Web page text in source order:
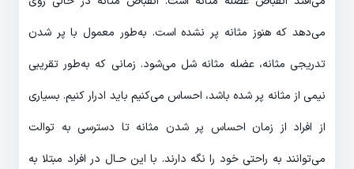
می‌دهد که هنوز مثانه پر نشده است. به‌طور معمول با پر شدن
تدریجی مثانه، عضله مثانه شل می‌شود. زمانی که به‌طور تقریبی
نیمی از مثانه پر شده باشد، احساس می‌کنیم باید ادرار کنیم. بسیاری
از افراد از زمان احساس پر شدن مثانه تا دسترسی به توالت
می‌توانند به راحتی خود را نگه دارند. با این حـال در افراد مبتلا به